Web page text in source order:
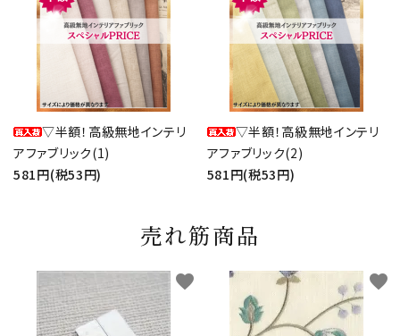
▽半額！高級無地インテリ
アファブリック(1)
581円(税53円)
▽半額！高級無地インテリ
アファブリック(2)
581円(税53円)
売れ筋商品
favorite favorite